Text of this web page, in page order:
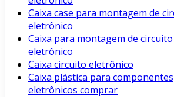
Caixa case para montagem de
eletrônico
Caixa para montagem de circuito
eletrônico
Caixa circuito eletrônico
Caixa plástica para componentes
eletrônicos comprar